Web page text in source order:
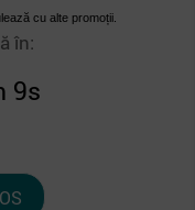
cu alte promoții.
în:
8s